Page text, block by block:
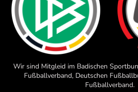
Wir sind Mitgleid im Badischen
Fußballverband, Deutschen
Fußballverband.